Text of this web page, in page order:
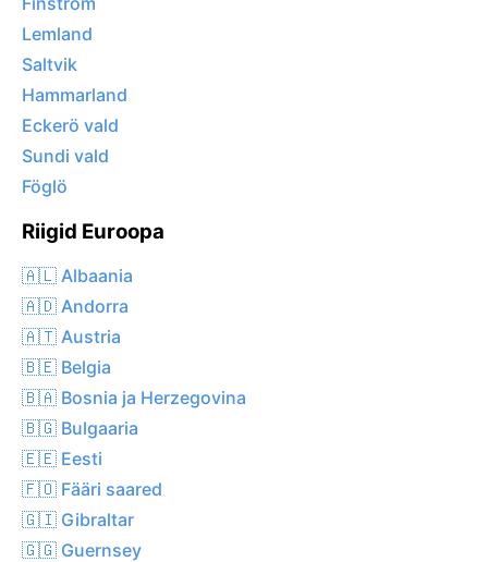
Lemland
Saltvik
Hammarland
Eckerö vald
Sundi vald
Föglö
Riigid Euroopa
🇦🇱 Albaania
🇦🇩 Andorra
🇦🇹 Austria
🇧🇪 Belgia
🇧🇦 Bosnia ja Herzegovina
🇧🇬 Bulgaaria
🇪🇪 Eesti
🇫🇴 Fääri saared
🇬🇮 Gibraltar
🇬🇬 Guernsey